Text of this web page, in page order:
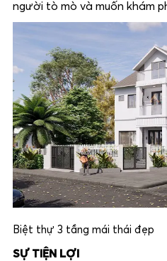
người tò mò và muốn khám
Biệt thự 3 tầng mái thái đẹp
SỰ TIỆN LỢI